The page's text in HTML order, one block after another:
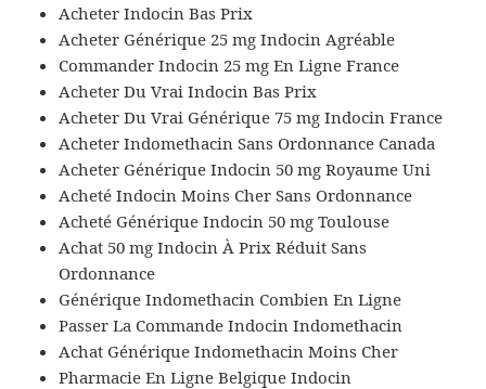
Acheter Indocin Bas Prix
Acheter Générique 25 mg Indocin Agréable
Commander Indocin 25 mg En Ligne France
Acheter Du Vrai Indocin Bas Prix
Acheter Du Vrai Générique 75 mg Indocin France
Acheter Indomethacin Sans Ordonnance Canada
Acheter Générique Indocin 50 mg Royaume Uni
Acheté Indocin Moins Cher Sans Ordonnance
Acheté Générique Indocin 50 mg Toulouse
Achat 50 mg Indocin À Prix Réduit Sans
Ordonnance
Générique Indomethacin Combien En Ligne
Passer La Commande Indocin Indomethacin
Achat Générique Indomethacin Moins Cher
Pharmacie En Ligne Belgique Indocin